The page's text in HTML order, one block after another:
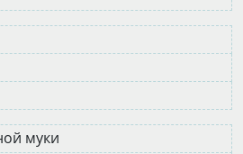
муки